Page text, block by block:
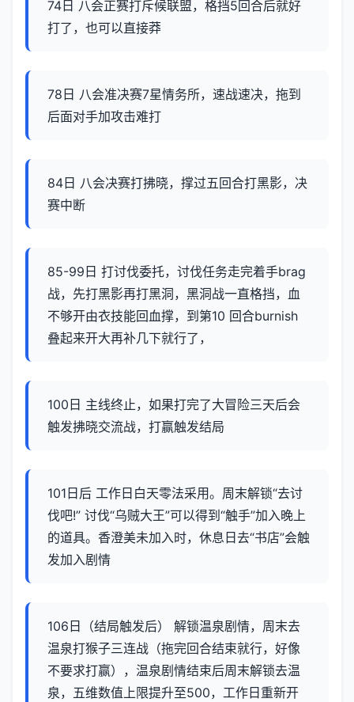
74日 八会正赛打斥候联盟，格挡5回合后就好
打了，也可以直接莽
78日 八会准决赛7星情务所，速战速决，拖到
后面对手加攻击难打
84日 八会决赛打拂晓，撑过五回合打黑影，决
赛中断
85-99日 打讨伐委托，讨伐任务走完着手brag
战，先打黑影再打黑洞，黑洞战一直格挡，血
不够开由衣技能回血撑，到第10 回合burnish
叠起来开大再补几下就行了，
100日 主线终止，如果打完了大冒险三天后会
触发拂晓交流战，打赢触发结局
101日后 工作日白天零法采用。周末解锁“去讨
伐吧!” 讨伐“乌贼大王”可以得到“触手”加入晚上
的道具。香澄美未加入时，休息日去“书店”会触
发加入剧情
106日（结局触发后） 解锁温泉剧情，周末去
温泉打猴子三连战（拖完回合结束就行，好像
不要求打赢），温泉剧情结束后周末解锁去温
泉，五维数值上限提升至500，工作日重新开